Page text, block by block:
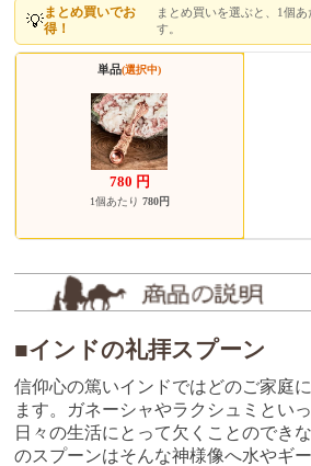
💡まとめ買いでお
得！
まとめ買いを選ぶと、1個
す。
単品(選択中)
780 円
1個あたり 780円
■インドの礼拝スプーン
信仰心の篤いインドではどのご家庭
ます。ガネーシャやラクシュミとい
日々の生活にとって欠くことのでき
のスプーンはそんな神様像へ水やギ